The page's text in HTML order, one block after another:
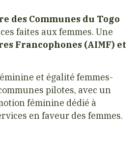
des Communes du Togo
faites aux femmes. Une
Francophones (AIMF) et
et égalité femmes-
pilotes, avec un
féminine dédié à
en faveur des femmes.